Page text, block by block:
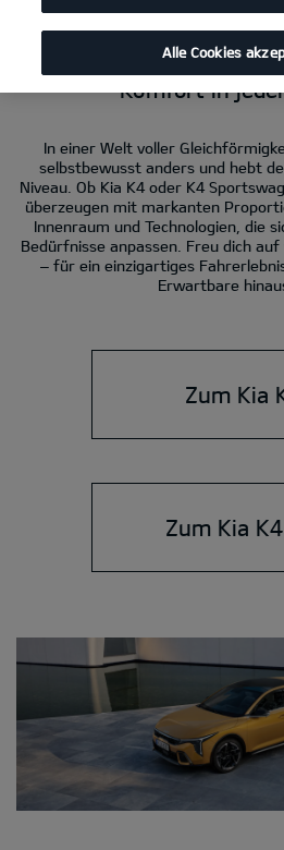
Der Kia
Komfort in
In einer Welt voller
selbstbewusst anders und hebt
Niveau. Ob Kia K4 oder K4
überzeugen mit markanten
Innenraum und Technologien, die
Bedürfnisse anpassen. Freu dich
– für ein einzigartiges
Erwartbare
Zum Kia
Zum Kia
Alle Cookies